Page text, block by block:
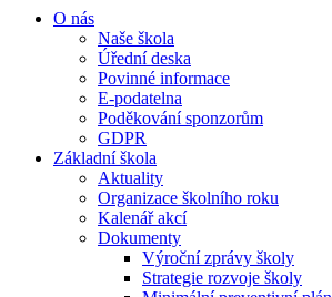
O nás
Naše škola
Úřední deska
Povinné informace
E-podatelna
Poděkování sponzorům
GDPR
Základní škola
Aktuality
Organizace školního roku
Kalenář akcí
Dokumenty
Výroční zprávy školy
Strategie rozvoje školy